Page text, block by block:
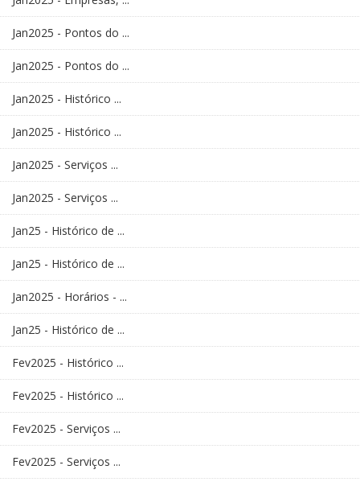
Jan2025 - Pontos do ...
Jan2025 - Pontos do ...
Jan2025 - Histórico ...
Jan2025 - Histórico ...
Jan2025 - Serviços ...
Jan2025 - Serviços ...
Jan25 - Histórico de ...
Jan25 - Histórico de ...
Jan2025 - Horários - ...
Jan25 - Histórico de ...
Fev2025 - Histórico ...
Fev2025 - Histórico ...
Fev2025 - Serviços ...
Fev2025 - Serviços ...